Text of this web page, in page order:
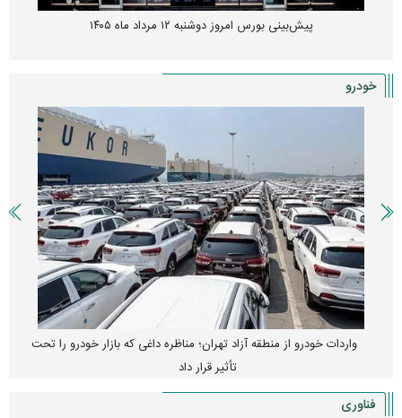
پیش‌بینی بورس امروز دوشنبه ۱۲ مرداد ماه ۱۴۰۵
خودرو
واردات خودرو از منطقه آزاد تهران؛ مناظره داغی که بازار خودرو را تحت
تأثیر قرار داد
فناوری